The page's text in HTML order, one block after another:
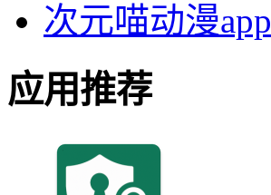
次元喵动漫app
应用推荐